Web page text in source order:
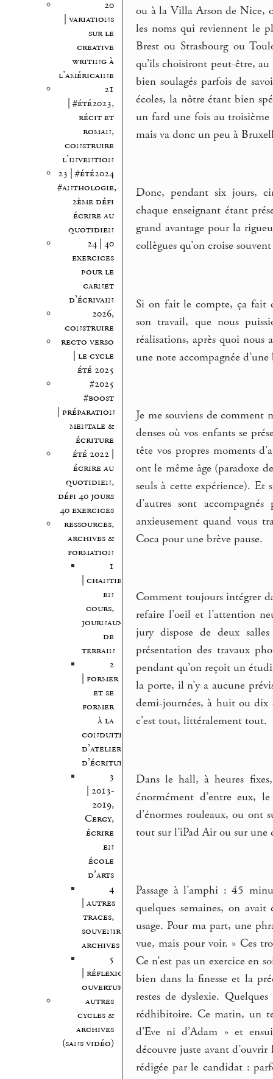
20
| variations
sur le
creative
writing à
l’américaine
21
| #été2023,
récit et
roman,
construire
l’invention
23 | #été2024
#anthologie,
2ème défi
écrire au
quotidien
24 | 40
exercices
pour le
carnet
d’écrivain
2026,
construire
recto verso
| le cycle
été 2025
#2025
#boost
| préparation
mentale &
écriture
été 2022 |
écrire au
quotidien,
défi 40 jours
40 exercices
ressources,
archives &
formation
1
| chantiers
en
cours,
journaux
de
terrain
2
| former
et se
former
à la
conduite
d’atelier
d’écriture
3
| 2013-
2019,
Cergy,
écrire
en
école
d’arts
4
| autres
traces,
souvenirs,
archives
5
| réflexion,
ouvertures
autres
cycles &
archives
(sans vidéo)
ou à la Villa Arson de Nice,
les noms qui reviennent le
Brest ou Strasbourg ou
qu’ils choisiront peut-être,
bien soulagés parfois de
écoles, la nôtre étant bien
un fard une fois au troisième
mais va donc un peu à
Donc, pendant six jours,
chaque enseignant étant
grand avantage pour la
collègues qu’on croise
Si on fait le compte, ça fait
son travail, que nous
réalisations, après quoi
une note accompagnée
Je me souviens de comment
denses où vos enfants se
tête vos propres moments
ont le même âge (paradoxe
seuls à cette expérience).
d’autres sont
anxieusement quand vous
Coca pour une brève pause.
Comment toujours intégrer
refaire l’oeil et l’attention
jury dispose de deux
présentation des travaux
pendant qu’on reçoit un
la porte, il n’y a aucune
demi-journées, à huit ou dix
c’est tout, littéralement tout.
Dans le hall, à heures
énormément d’entre eux,
d’énormes rouleaux, ou ont
tout sur l’iPad Air ou sur une
Passage à l’amphi : 45
quelques semaines, on
usage. Pour ma part, une
vue, mais pour voir. » Ces
Ce n’est pas un exercice en
bien dans la finesse et la
restes de dyslexie.
rédhibitoire. Ce matin, un
d’Eve ni d’Adam » et
découvre juste avant
rédigée par le candidat :